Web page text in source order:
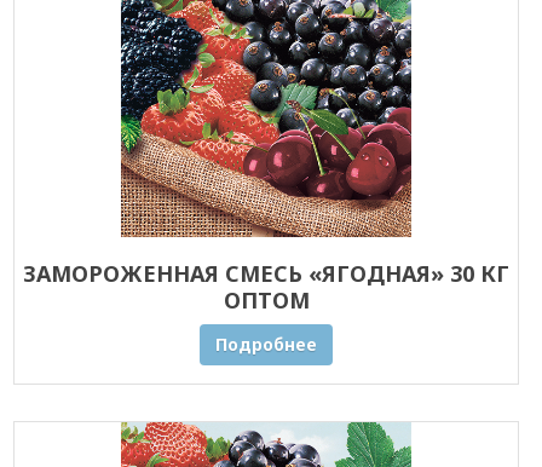
ЗАМОРОЖЕННАЯ СМЕСЬ «ЯГОДНАЯ» 30 КГ
ОПТОМ
Подробнее